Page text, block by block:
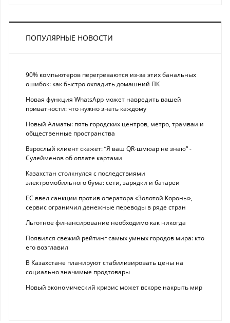
ПОПУЛЯРНЫЕ НОВОСТИ
90% компьютеров перегреваются из-за этих банальных
ошибок: как быстро охладить домашний ПК
Новая функция WhatsApp может навредить вашей
приватности: что нужно знать каждому
Новый Алматы: пять городских центров, метро, трамваи и
общественные пространства
Взрослый клиент скажет: “Я ваш QR-шмюар не знаю“ -
Сулейменов об оплате картами
Казахстан столкнулся с последствиями
электромобильного бума: сети, зарядки и батареи
ЕС ввел санкции против оператора «Золотой Короны»,
сервис ограничил денежные переводы в ряде стран
Льготное финансирование необходимо как никогда
Появился свежий рейтинг самых умных городов мира: кто
его возглавил
В Казахстане планируют стабилизировать цены на
социально значимые продтовары
Новый экономический кризис может вскоре накрыть мир